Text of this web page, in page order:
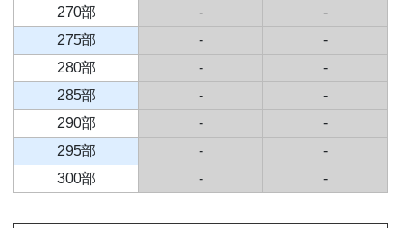
270部
-
-
275部
-
-
280部
-
-
285部
-
-
290部
-
-
295部
-
-
300部
- -